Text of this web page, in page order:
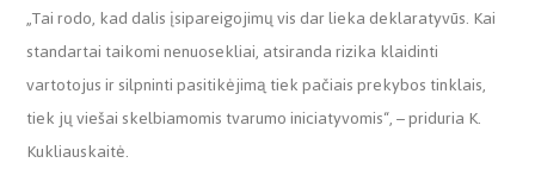
„Tai rodo, kad dalis įsipareigojimų vis dar lieka deklaratyvūs. Kai
standartai taikomi nenuosekliai, atsiranda rizika klaidinti
vartotojus ir silpninti pasitikėjimą tiek pačiais prekybos tinklais,
tiek jų viešai skelbiamomis tvarumo iniciatyvomis“, – priduria K.
Kukliauskaitė.